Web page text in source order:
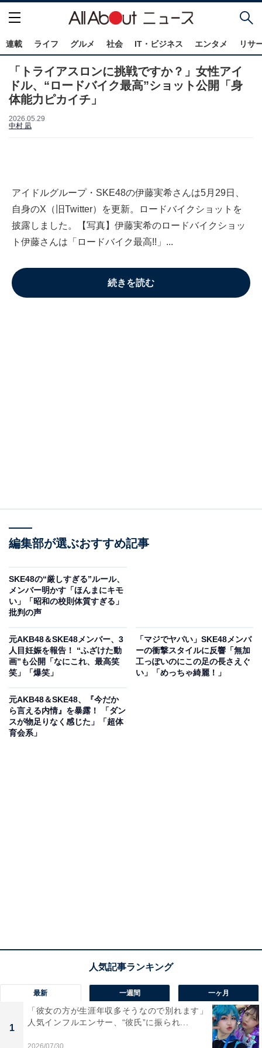
連載 ライフ グルメ 社会 IT・ビジネス エンタメ リサ
「トライアスロンに挑戦ですか？」女性アイ
ドル、“ロードバイク最高”ショット公開「身
体能力ピカイチ」
2026.05.29
中村 凪
アイドルグループ・SKE48の伊藤実希さんは5月29日、
自身のX（旧Twitter）を更新。ロードバイクショットを
披露しました。【写真】伊藤実希のロードバイクショッ
ト伊藤さんは「ロードバイク最高!!」...
続きを読む
編集部が選ぶおすすめ記事
SKE48の“厳しすぎる”ルール、
メンバー明かす「ほんまにキモ
い」「昭和の校則体質すぎる」
批判の声
元AKB48＆SKE48メンバー、3
人目妊娠を報告！ “ふざけた動
画”も公開「なにこれ、最高笑
笑」「爆笑」
「マジでヤバい」SKE48メンバ
ーの衝撃スタイルに反響「無加
工っぽいのにこの足の長さえぐ
い」「めっちゃ綺麗！」
元AKB48＆SKE48、『今だか
ら言える内情』を暴露！ 「ダン
スが物足りなく感じた」「超体
育会系」
最新 一週間 一ヶ月
1
「彼女の方が生涯年収多そうなので別れます」
人気インフルエンサー、“彼氏”に振られ...